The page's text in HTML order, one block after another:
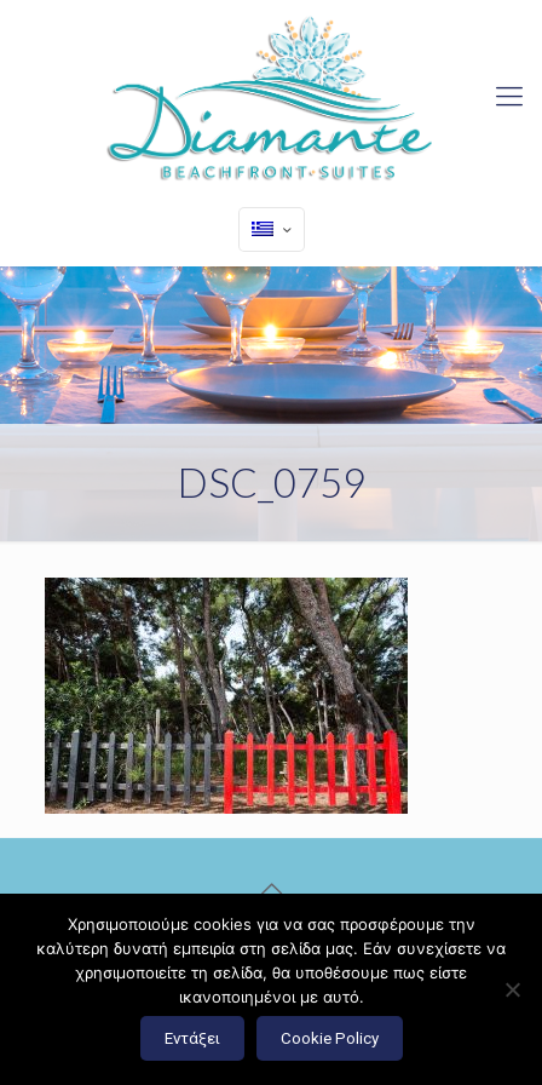
DSC_0759
© 2017 Diamante Beach Front Suites Apartment Suites |
Κατασκευή ιστοσελίδωνHi Web
Χρησιμοποιούμε cookies για να σας προσφέρουμε την
καλύτερη δυνατή εμπειρία στη σελίδα μας. Εάν συνεχίσετε να
χρησιμοποιείτε τη σελίδα, θα υποθέσουμε πως είστε
ικανοποιημένοι με αυτό.
Εντάξει Cookie Policy